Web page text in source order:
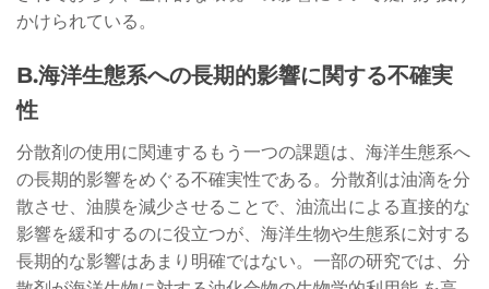
かけられている。
B.海洋生態系への長期的影響に関する不確実
性
分散剤の使用に関連するもう一つの課題は、海洋生態系へ
の長期的影響をめぐる不確実性である。分散剤は油滴を分
散させ、油膜を減少させることで、油流出による直接的な
影響を緩和するのに役立つが、海洋生物や生態系に対する
長期的な影響はあまり明確ではない。一部の研究では、分